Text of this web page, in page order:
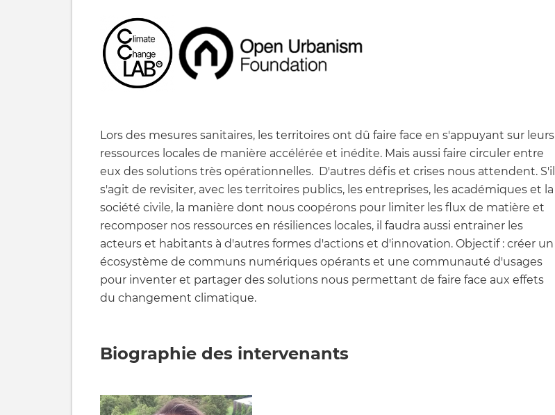
Lors des mesures sanitaires, les territoires ont dû faire face en s'appuyant sur leurs
ressources locales de manière accélérée et inédite. Mais aussi faire circuler entre
eux des solutions très opérationnelles. D'autres défis et crises nous attendent. S'il
s'agit de revisiter, avec les territoires publics, les entreprises, les académiques et la
société civile, la manière dont nous coopérons pour limiter les flux de matière et
recomposer nos ressources en résiliences locales, il faudra aussi entrainer les
acteurs et habitants à d'autres formes d'actions et d'innovation. Objectif : créer un
écosystème de communs numériques opérants et une communauté d'usages
pour inventer et partager des solutions nous permettant de faire face aux effets
du changement climatique.
Biographie des intervenants